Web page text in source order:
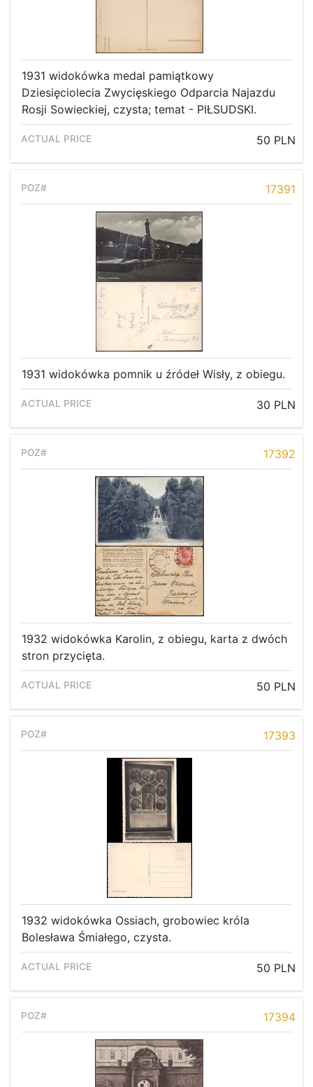
1931 widokówka medal pamiątkowy
Dziesięciolecia Zwycięskiego Odparcia Najazdu
Rosji Sowieckiej, czysta; temat - PIŁSUDSKI.
50 PLN
17391
1931 widokówka pomnik u źródeł Wisły, z obiegu.
30 PLN
17392
1932 widokówka Karolin, z obiegu, karta z dwóch
stron przycięta.
50 PLN
17393
1932 widokówka Ossiach, grobowiec króla
Bolesława Śmiałego, czysta.
50 PLN
17394